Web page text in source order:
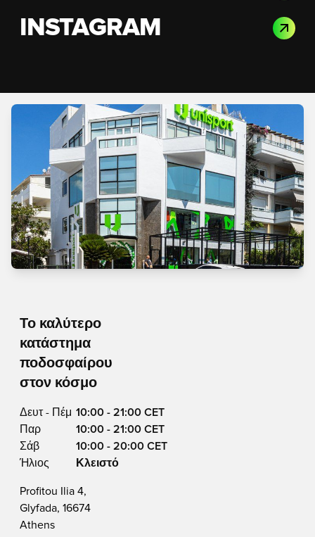
INSTAGRAM
Το καλύτερο
κατάστημα
ποδοσφαίρου
στον κόσμο
Δευτ - Πέμ 10:00 - 21:00 CET
Παρ
10:00 - 21:00 CET
Σάβ
10:00 - 20:00 CET
Ήλιος
Κλειστό
Profitou Ilia 4,
Glyfada, 16674
Athens